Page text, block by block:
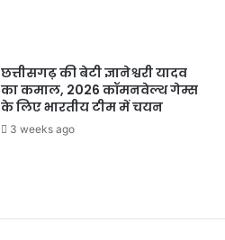
छत्तीसगढ़ की बेटी ज्ञानेश्वरी यादव
का कमाल, 2026 कॉमनवेल्थ गेम्स
के लिए भारतीय टीम में चयन
3 weeks ago